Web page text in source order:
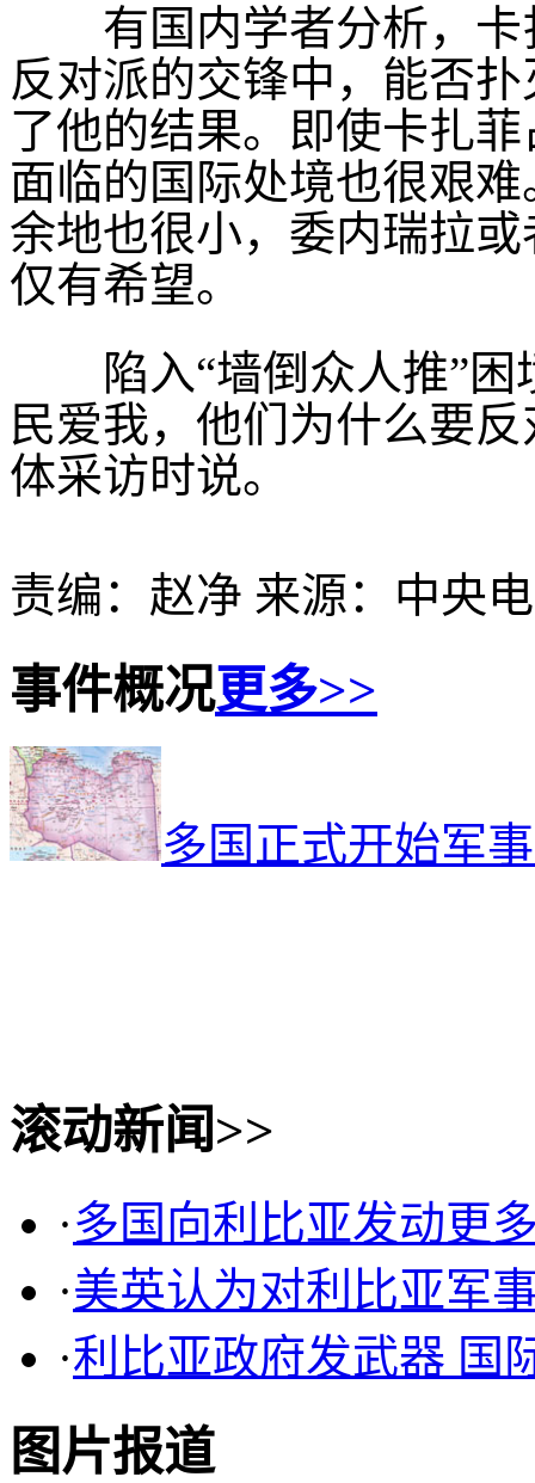
有国内学者分析，卡
反对派的交锋中，能否
了他的结果。即使卡扎
面临的国际处境也很艰
余地也很小，委内瑞拉
仅有希望。
陷入“墙倒众人推”困
民爱我，他们为什么要
体采访时说。
责编：赵净 来源：中央
事件概况更多>>
多国正式开始军
滚动新闻>>
·多国向利比亚发动更
·美英认为对利比亚军
·利比亚政府发武器 国
图片报道